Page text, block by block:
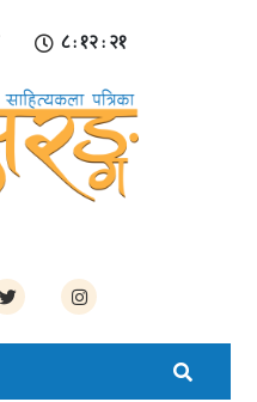
८ : १२ : २२